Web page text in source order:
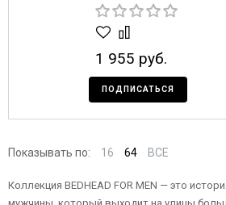
1 955 руб.
ПОДПИСАТЬСЯ
Показывать по: 16 64 ВСЕ
Коллекция BEDHEAD FOR MEN — это